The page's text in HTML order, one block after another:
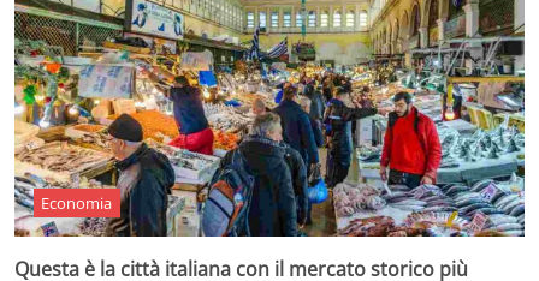
Economia
Questa è la città italiana con il mercato storico più